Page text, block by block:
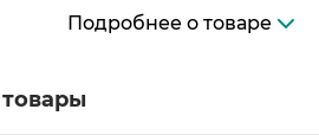
Подробнее о товаре